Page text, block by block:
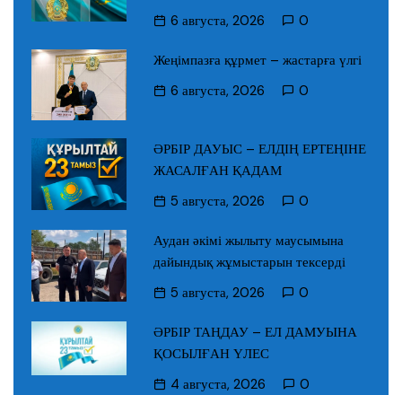
6 августа, 2026
0
Жеңімпазға құрмет – жастарға үлгі
6 августа, 2026
0
ӘРБІР ДАУЫС – ЕЛДІҢ ЕРТЕҢІНЕ
ЖАСАЛҒАН ҚАДАМ
5 августа, 2026
0
Аудан әкімі жылыту маусымына
дайындық жұмыстарын тексерді
5 августа, 2026
0
ӘРБІР ТАҢДАУ – ЕЛ ДАМУЫНА
ҚОСЫЛҒАН ҮЛЕС
4 августа, 2026
0